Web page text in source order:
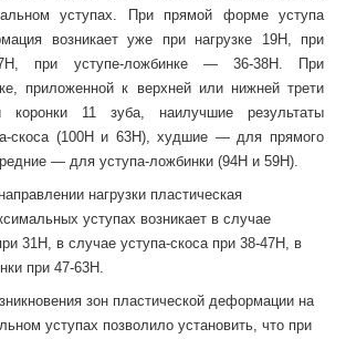
уступах. При прямой форме уступа
возникает уже при нагрузке 19Н, при
при уступе-ложбинке — 36-38Н. При
приложенной к верхней или нижней трети
коронки 11 зуба, наилучшие результаты
скоса (100Н и 63Н), худшие — для прямого
— для уступа-ложбинки (94Н и 59Н).
нагрузки пластическая
уступах возникает в случае
31Н, в случае уступа-скоса при 38-47Н, в
при 47-63Н.
зон пластической деформации на
уступах позволило установить, что при